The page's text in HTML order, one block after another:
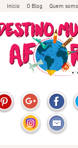
Início O Blog Quem